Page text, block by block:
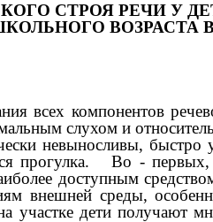
СТРОЯ РЕЧИ У
ВОЗРАСТА
всех компонентов
слухом и
невыносливы,
прогулка. Во -
доступным
внешней среды,
участке дети